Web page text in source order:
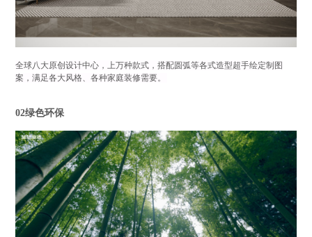
全球八大原创设计中心，上万种款式，搭配圆弧等各式造型超手绘定制图
案，满足各大风格、各种家庭装修需要。
02绿色环保